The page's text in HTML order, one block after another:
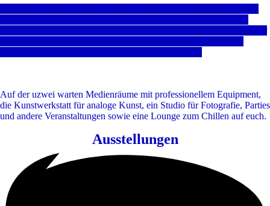
Auf der uzwei warten Medienräume mit professionellem Equipment,
die Kunstwerkstatt für analoge Kunst, ein Studio für Fotografie, Parties
und andere Veranstaltungen sowie eine Lounge zum Chillen auf euch.
Ausstellungen